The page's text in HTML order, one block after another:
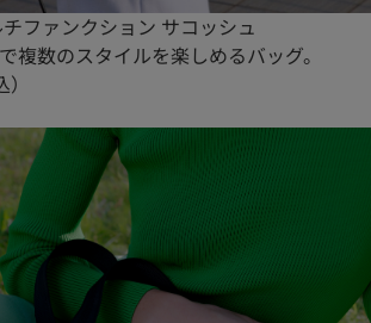
チファンクション サコッシュ
複数のスタイルを楽しめるバッグ。